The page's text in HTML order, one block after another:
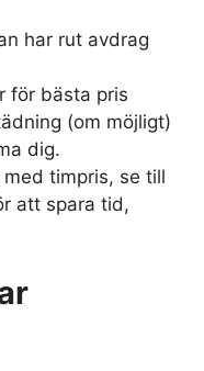
har rut avdrag
för bästa pris
(om möjligt)
dig.
timpris, se till
att spara tid,